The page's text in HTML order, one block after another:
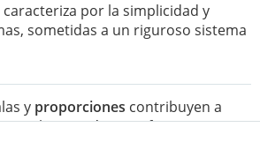
por la simplicidad y
sometidas a un riguroso sistema
y proporciones contribuyen a
y su agónico esfuerzo, en una